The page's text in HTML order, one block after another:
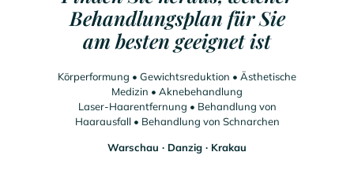
Behandlungsplan für Sie
am besten geeignet ist
Körperformung • Gewichtsreduktion • Ästhetische
Medizin • Aknebehandlung
Laser-Haarentfernung • Behandlung von
Haarausfall • Behandlung von Schnarchen
Warschau ∙ Danzig ∙ Krakau